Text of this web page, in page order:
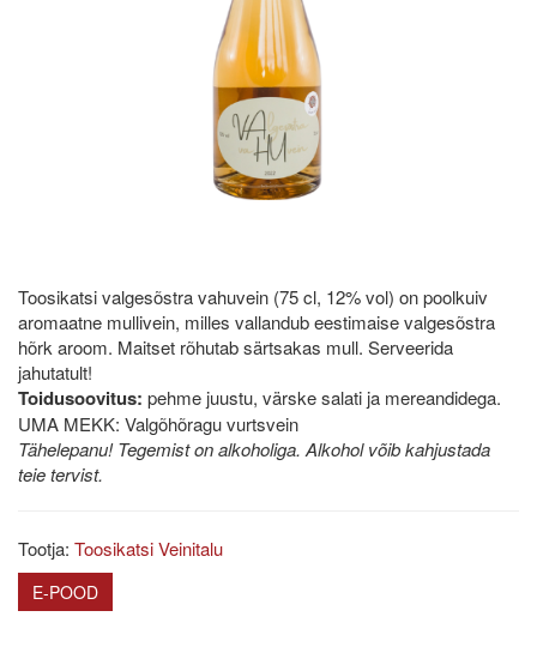
Toosikatsi valgesõstra vahuvein (75 cl, 12% vol) on poolkuiv
aromaatne mullivein, milles vallandub eestimaise valgesõstra
hõrk aroom. Maitset rõhutab särtsakas mull. Serveerida
jahutatult!
Toidusoovitus: pehme juustu, värske salati ja mereandidega.
UMA MEKK: Valgõhõragu vurtsvein
Tähelepanu! Tegemist on alkoholiga. Alkohol võib kahjustada
teie tervist.
Tootja: Toosikatsi Veinitalu
E-POOD